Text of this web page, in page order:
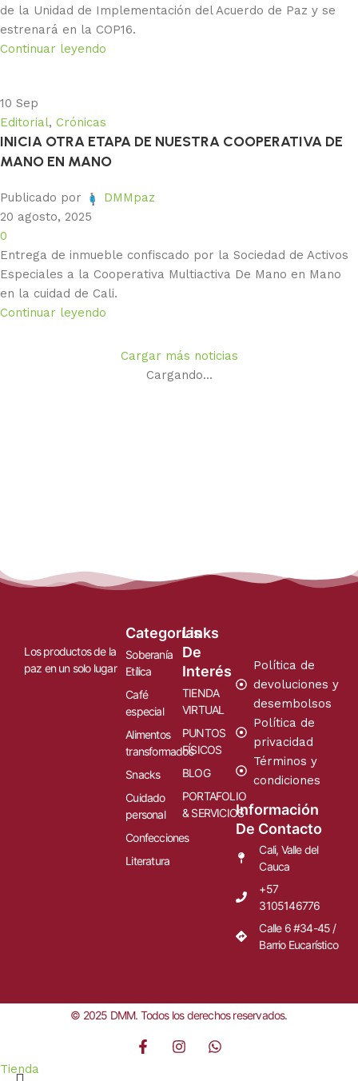
de la Unidad de Implementación del Acuerdo de Paz y se
estrenará en la COP16.
Continuar leyendo
10 Sep
Editorial, Crónicas
INICIA OTRA ETAPA DE NUESTRA COOPERATIVA DE
MANO EN MANO
Publicado por
DMMpaz
20 agosto, 2025
0
Entrega de inmueble confiscado por la Sociedad de Activos
Especiales a la Cooperativa Multiactiva De Mano en Mano
en la cuidad de Cali.
Continuar leyendo
Cargar más noticias
Cargando...
Los productos de la
paz en un solo lugar
Categorías
Soberanía
Etílica
Café
especial
Alimentos
transformados
Snacks
Cuidado
personal
Confecciones
Literatura
Links
De
Interés
TIENDA
VIRTUAL
PUNTOS
FÍSICOS
BLOG
PORTAFOLIO
& SERVICIOS
Política de
devoluciones y
desembolsos
Política de
privacidad
Términos y
condiciones
Información
De Contacto
Cali, Valle del
Cauca
+57
3105146776
Calle 6 #34-45 /
Barrio Eucarístico
© 2025 DMM. Todos los derechos reservados.
Tienda